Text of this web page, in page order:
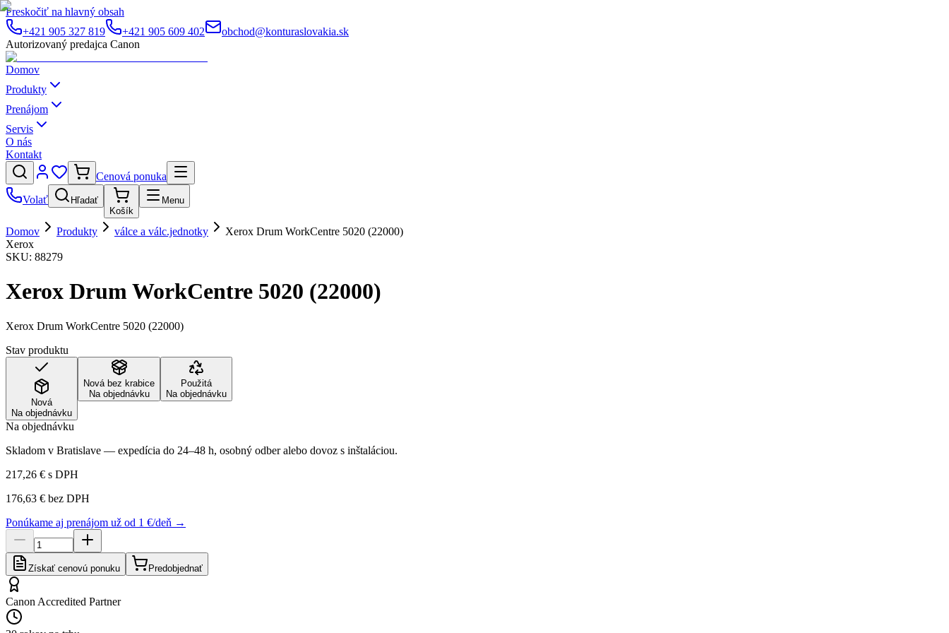
Preskočiť na hlavný obsah
+421 905 327 819
+421 905 609 402
obchod@konturaslovakia.sk
Autorizovaný predajca Canon
Domov
Produkty
Prenájom
Servis
O nás
Kontakt
Cenová ponuka
Volať
Hľadať
Košík
Menu
Domov Produkty válce a válc.jednotky
Xerox Drum WorkCentre 5020 (22000)
Xerox
SKU: 88279
Xerox Drum WorkCentre 5020 (22000)
Xerox Drum WorkCentre 5020 (22000)
Stav produktu
Nová
Na objednávku
Nová bez krabice
Na objednávku
Použitá
Na objednávku
Na objednávku
Skladom v Bratislave — expedícia do 24–48 h, osobný odber alebo dovoz s inštaláciou.
217,26 € s DPH
176,63 € bez DPH
Ponúkame aj prenájom už od 1 €/deň →
Získať cenovú ponuku Predobjednať
Canon Accredited Partner